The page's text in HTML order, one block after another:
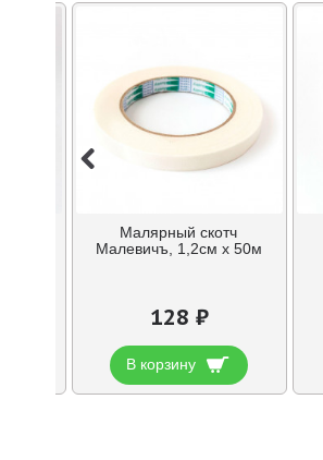
Малярный скотч
Малевичъ, 1,2см х 50м
128 ₽
В корзину